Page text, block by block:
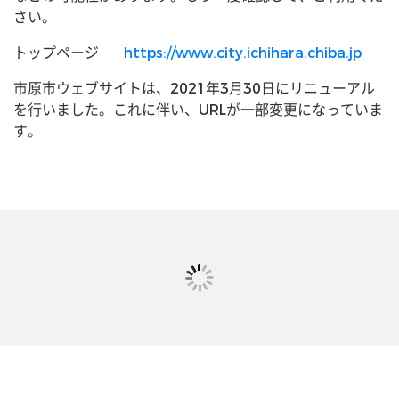
さい。
トップページ https://www.city.ichihara.chiba.jp
市原市ウェブサイトは、2021年3月30日にリニューアル
を行いました。これに伴い、URLが一部変更になっていま
す。